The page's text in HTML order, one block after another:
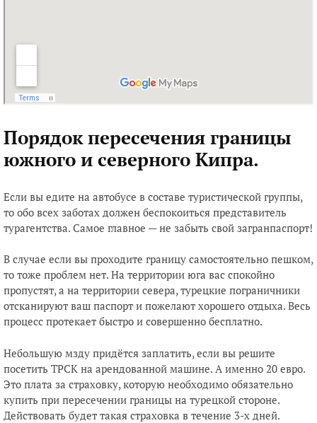
Порядок пересечения границы
южного и северного Кипра.
Если вы едите на автобусе в составе туристической группы,
то обо всех заботах должен беспокоиться представитель
турагентства. Самое главное — не забыть свой загранпаспорт!
В случае если вы проходите границу самостоятельно пешком,
то тоже проблем нет. На территории юга вас спокойно
пропустят, а на территории севера, турецкие пограничники
отсканируют ваш паспорт и пожелают хорошего отдыха. Весь
процесс протекает быстро и совершенно бесплатно.
Небольшую мзду придётся заплатить, если вы решите
посетить ТРСК на арендованной машине. А именно 20 евро.
Это плата за страховку, которую необходимо обязательно
купить при пересечении границы на турецкой стороне.
Действовать будет такая страховка в течение 3-х дней.